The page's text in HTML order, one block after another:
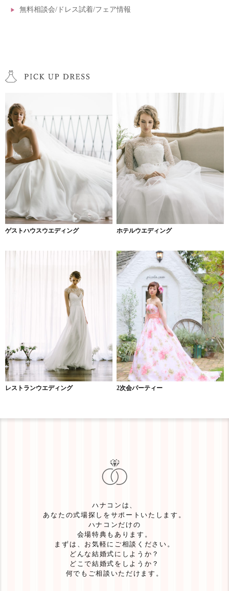
無料相談会/ドレス試着/フェア情報
ゲストハウスウエディング ホテルウエディング
レストランウエディング 2次会パーティー
ハナコンは、
あなたの式場探しをサポートいたします。
ハナコンだけの
会場特典もあります。
まずは、お気軽にご相談ください。
どんな結婚式にしようか？
どこで結婚式をしようか？
何でもご相談いただけます。